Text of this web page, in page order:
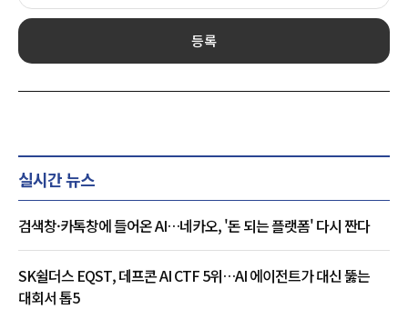
등록
실시간 뉴스
검색창·카톡창에 들어온 AI…네카오, '돈 되는 플랫폼' 다시 짠다
SK쉴더스 EQST, 데프콘 AI CTF 5위…AI 에이전트가 대신 뚫는
대회서 톱5